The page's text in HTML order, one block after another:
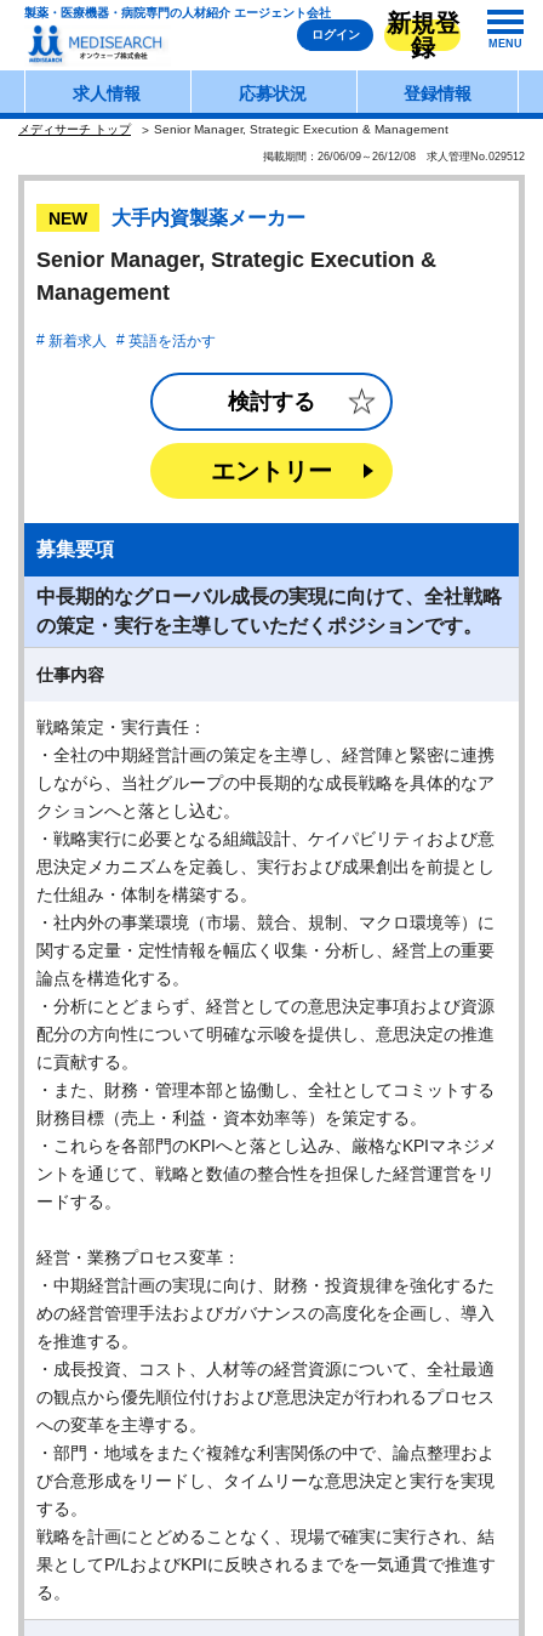
製薬・医療機器・病院専門の人材紹介 エージェント会社
ログイン
新規登
録
MENU
求人情報 応募状況 登録情報
メディサーチ トップ Senior Manager, Strategic Execution & Management
掲載期間：26/06/09～26/12/08 求人管理No.029512
NEW 大手内資製薬メーカー
Senior Manager, Strategic Execution &
Management
新着求人 英語を活かす
検討する
エントリー
募集要項
中長期的なグローバル成長の実現に向けて、全社戦略
の策定・実行を主導していただくポジションです。
仕事内容
戦略策定・実行責任：
・全社の中期経営計画の策定を主導し、経営陣と緊密に連携
しながら、当社グループの中長期的な成長戦略を具体的なア
クションへと落とし込む。
・戦略実行に必要となる組織設計、ケイパビリティおよび意
思決定メカニズムを定義し、実行および成果創出を前提とし
た仕組み・体制を構築する。
・社内外の事業環境（市場、競合、規制、マクロ環境等）に
関する定量・定性情報を幅広く収集・分析し、経営上の重要
論点を構造化する。
・分析にとどまらず、経営としての意思決定事項および資源
配分の方向性について明確な示唆を提供し、意思決定の推進
に貢献する。
・また、財務・管理本部と協働し、全社としてコミットする
財務目標（売上・利益・資本効率等）を策定する。
・これらを各部門のKPIへと落とし込み、厳格なKPIマネジメ
ントを通じて、戦略と数値の整合性を担保した経営運営をリ
ードする。
経営・業務プロセス変革：
・中期経営計画の実現に向け、財務・投資規律を強化するた
めの経営管理手法およびガバナンスの高度化を企画し、導入
を推進する。
・成長投資、コスト、人材等の経営資源について、全社最適
の観点から優先順位付けおよび意思決定が行われるプロセス
への変革を主導する。
・部門・地域をまたぐ複雑な利害関係の中で、論点整理およ
び合意形成をリードし、タイムリーな意思決定と実行を実現
する。
戦略を計画にとどめることなく、現場で確実に実行され、結
果としてP/LおよびKPIに反映されるまでを一気通貫で推進す
る。